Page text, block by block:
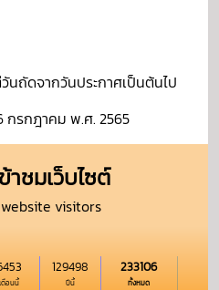
นถัดจากวันประกาศเป็นต้นไป
กรกฎาคม พ.ศ. 2565
าชมเว็บไซต์
visitors
เดือนนี้ ปีนี้
129498
ทั้งหมด
233106